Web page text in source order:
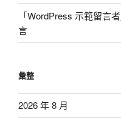
「WordPress 示範留言者
言
彙整
2026 年 8 月